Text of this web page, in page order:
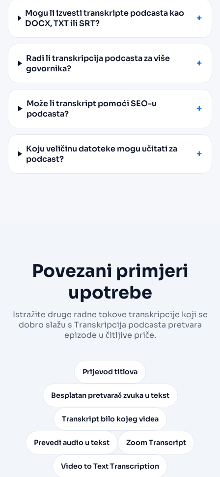
Mogu li izvesti transkripte podcasta kao
DOCX, TXT ili SRT?
Radi li transkripcija podcasta za više
govornika?
Može li transkript pomoći SEO-u
podcasta?
Koju veličinu datoteke mogu učitati za
podcast?
Povezani primjeri
upotrebe
Istražite druge radne tokove transkripcije koji se
dobro slažu s Transkripcija podcasta pretvara
epizode u čitljive priče.
Prijevod titlova
Besplatan pretvarač zvuka u tekst
Transkript bilo kojeg videa
Prevedi audio u tekst Zoom Transcript
Video to Text Transcription